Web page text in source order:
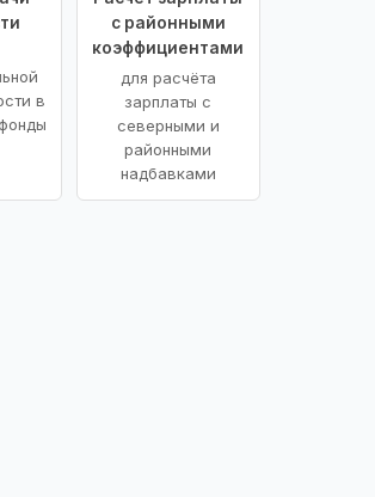
в
с районными
коэффициентами
для расчёта
зарплаты с
северными и
районными
надбавками